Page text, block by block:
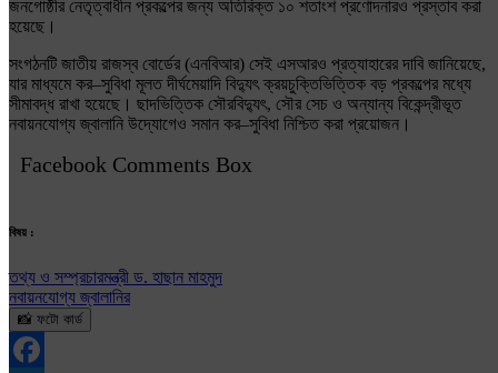
জনগোষ্ঠীর নেতৃত্বাধীন প্রকল্পের জন্য অতিরিক্ত ১০ শতাংশ প্রণোদনারও প্রস্তাব করা
হয়েছে।
সংগঠনটি জাতীয় রাজস্ব বোর্ডের (এনবিআর) সেই এসআরও প্রত্যাহারের দাবি জানিয়েছে,
যার মাধ্যমে কর–সুবিধা মূলত দীর্ঘমেয়াদি বিদ্যুৎ ক্রয়চুক্তিভিত্তিক বড় প্রকল্পের মধ্যে
সীমাবদ্ধ রাখা হয়েছে। ছাদভিত্তিক সৌরবিদ্যুৎ, সৌর সেচ ও অন্যান্য বিকেন্দ্রীভূত
নবায়নযোগ্য জ্বালানি উদ্যোগেও সমান কর–সুবিধা নিশ্চিত করা প্রয়োজন।
Facebook Comments Box
বিষয় :
তথ্য ও সম্প্রচারমন্ত্রী ড. হাছান মাহমুদ
নবায়নযোগ্য জ্বালানির
📸 ফটো কার্ড